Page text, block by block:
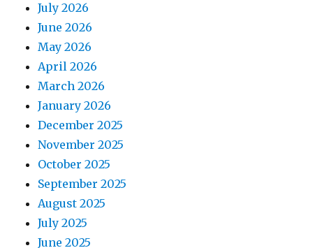
July 2026
June 2026
May 2026
April 2026
March 2026
January 2026
December 2025
November 2025
October 2025
September 2025
August 2025
July 2025
June 2025